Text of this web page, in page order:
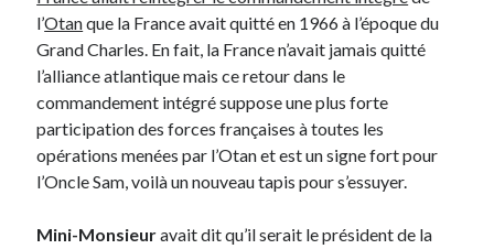
Comment je vis ma vie sur un vélo
Derniers Commentaires
Entretien ménagerdansT’as vu quoi ? #52
JFdansC’était pas mieux avant… à Lyon
littleceltdansComment j’ai opéré ma vélorution toute personnelle
Renaud DucherdansComment j’ai opéré ma vélorution toute
l’Otanque la Franceavait quitté en 1966 à l’époque du
Grand Charles. En fait, la Francen’avait jamais quitté
l’alliance atlantique mais ce retour dans le
commandement intégré suppose une plus forte
participation des forces françaises à toutes les
opérations menées par l’Otan et est un signe fort pour
l’Oncle Sam, voilà un nouveau tapis pour s’essuyer.
Mini-Monsieuravait dit qu’il serait le président de la